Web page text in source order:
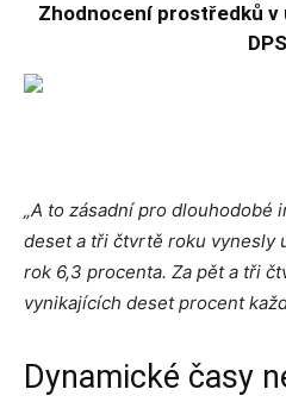
Zhodnocení prostředků
DPS
„A to zásadní pro dlouhodobé
deset a tři čtvrtě roku vynesly
rok 6,3 procenta. Za pět a tři
vynikajících deset procent
Dynamické časy